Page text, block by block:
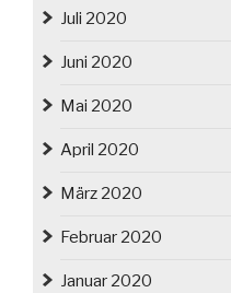
Juli 2020
Juni 2020
Mai 2020
April 2020
März 2020
Februar 2020
Januar 2020